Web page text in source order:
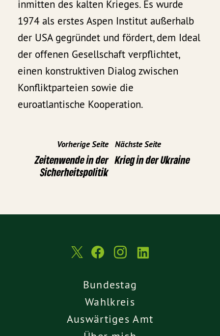
inmitten des kalten Krieges. Es wurde
1974 als erstes Aspen Institut außerhalb
der USA gegründet und fördert, dem Ideal
der offenen Gesellschaft verpflichtet,
einen konstruktiven Dialog zwischen
Konfliktparteien sowie die
euroatlantische Kooperation.
Vorherige Seite
Zeitenwende in der
Sicherheitspolitik
Nächste Seite
Krieg in der Ukraine
Bundestag
Wahlkreis
Auswärtiges Amt